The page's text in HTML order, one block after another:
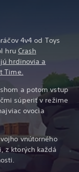
4v4 od Toys
hru Crash
hrdinovia a
Time.
a potom vstup
súperiť v režime
ovocia
vnútorného
z ktorých každá